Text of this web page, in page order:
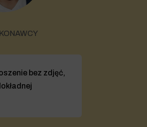
bez zdjęć,